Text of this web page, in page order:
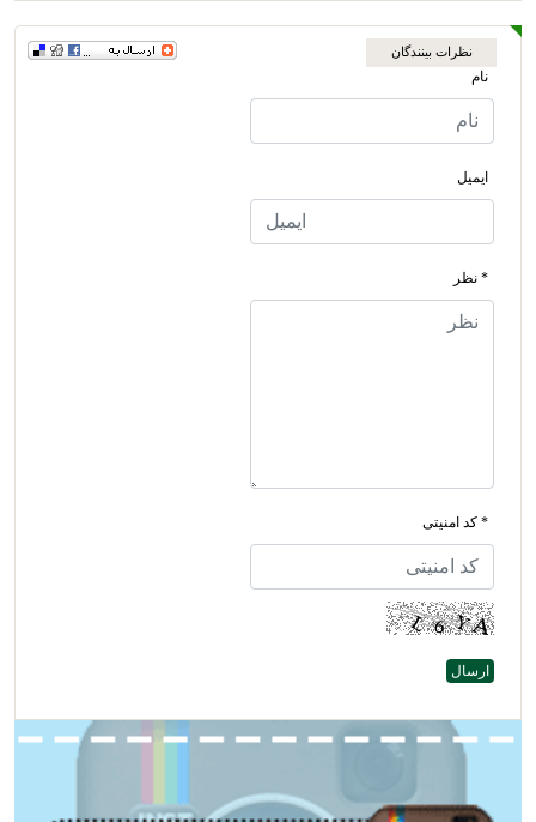
نظرات بینندگان
نام
ایمیل
* نظر
* کد امنیتی